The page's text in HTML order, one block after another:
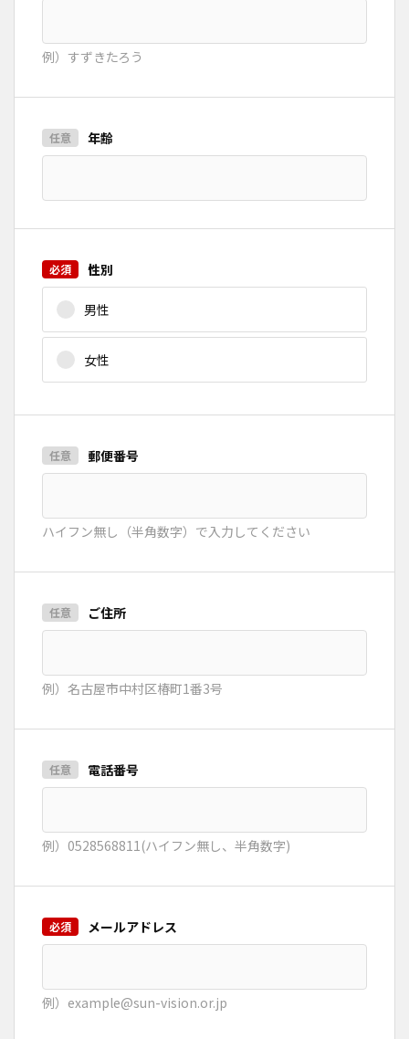
例）すずきたろう
年齢
性別
男性
女性
郵便番号
ハイフン無し（半角数字）で入力してください
ご住所
例）名古屋市中村区椿町1番3号
電話番号
例）0528568811(ハイフン無し、半角数字)
メールアドレス
例）example@sun-vision.or.jp